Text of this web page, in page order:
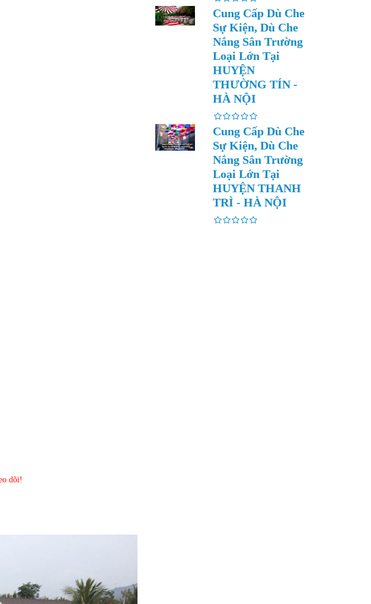
dõi!
Cung Cấp Dù Che
Sự Kiện, Dù Che
Nắng Sân Trường
Loại Lớn Tại
HUYỆN
THƯỜNG TÍN -
HÀ NỘI
Cung Cấp Dù Che
Sự Kiện, Dù Che
Nắng Sân Trường
Loại Lớn Tại
HUYỆN THANH
TRÌ - HÀ NỘI